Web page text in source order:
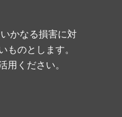
かなる損害に対
ものとします。
用ください。